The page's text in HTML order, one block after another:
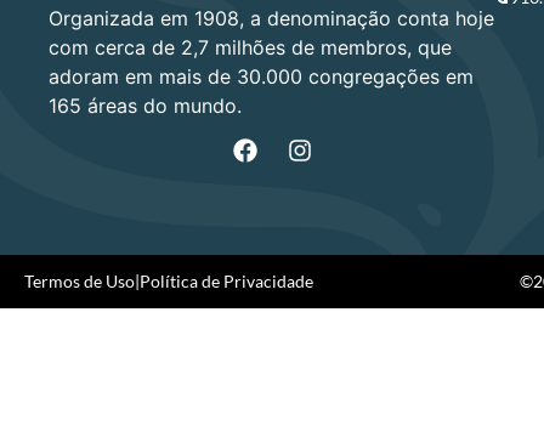
Organizada em 1908, a denominação conta hoje
com cerca de 2,7 milhões de membros, que
adoram em mais de 30.000 congregações em
165 áreas do mundo.
Termos de Uso|Política de Privacidade